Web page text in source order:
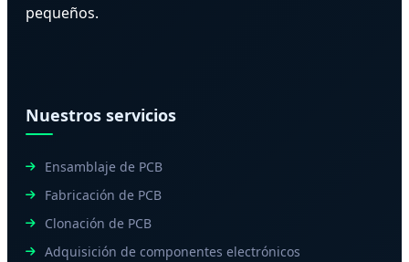
pequeños.
Nuestros servicios
Ensamblaje de PCB
Fabricación de PCB
Clonación de PCB
Adquisición de componentes electrónicos